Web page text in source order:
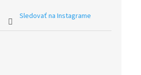
Sledovať na Instagrame